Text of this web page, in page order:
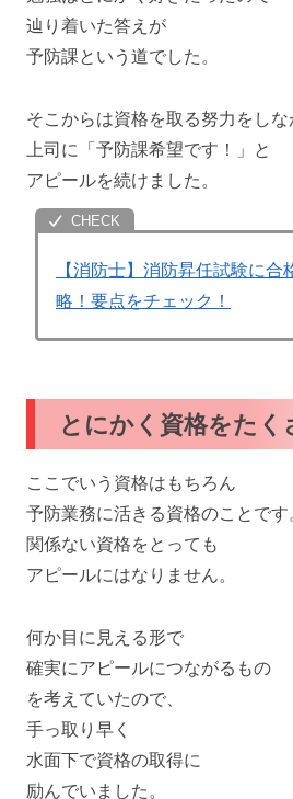
辿り着いた答えが
予防課という道でした。
そこからは資格を取る努力をしな
上司に「予防課希望です！」と
アピールを続けました。
【消防士】消防昇任試験に
略！要点をチェック！
とにかく資格をたく
ここでいう資格はもちろん
予防業務に活きる資格のことです
関係ない資格をとっても
アピールにはなりません。
何か目に見える形で
確実にアピールにつながるもの
を考えていたので、
手っ取り早く
水面下で資格の取得に
励んでいました。